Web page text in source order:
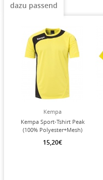
dazu passend
Kempa
Kempa Sport-Tshirt Peak
(100% Polyester+Mesh)
15,20€